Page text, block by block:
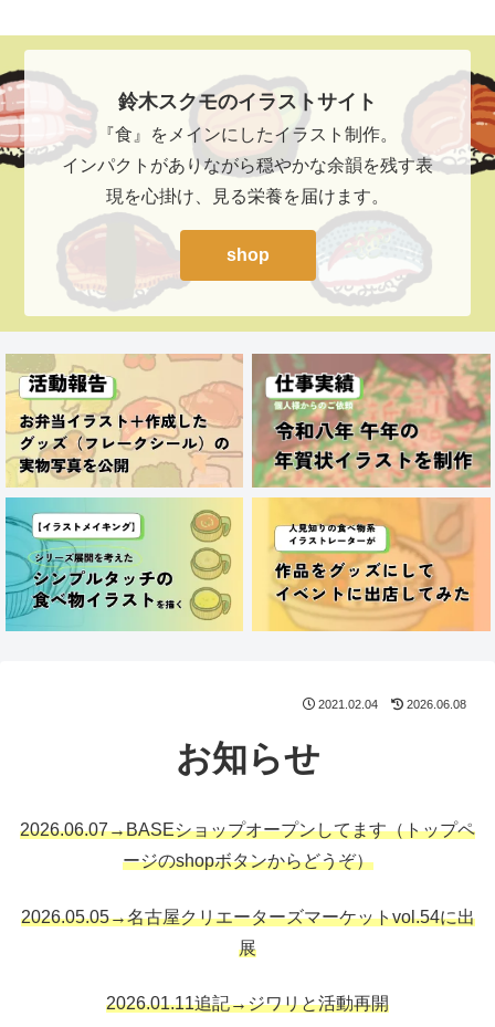
鈴木スクモのイラストサイト
『食』をメインにしたイラスト制作。
インパクトがありながら穏やかな余韻を残す表
現を心掛け、見る栄養を届けます。
shop
2021.02.04 2026.06.08
お知らせ
2026.06.07→BASEショップオープンしてます（トップペ
ージのshopボタンからどうぞ）
2026.05.05→名古屋クリエーターズマーケットvol.54に出
展
2026.01.11追記→ジワリと活動再開